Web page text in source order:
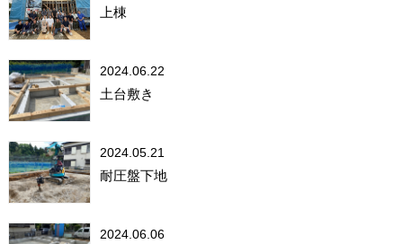
上棟
2024.06.22
土台敷き
2024.05.21
耐圧盤下地
2024.06.06